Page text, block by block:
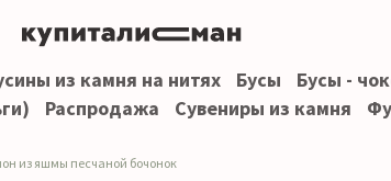
из камня на нитях Бусы Бусы -
Распродажа Сувениры из камня
из яшмы песчаной бочонок